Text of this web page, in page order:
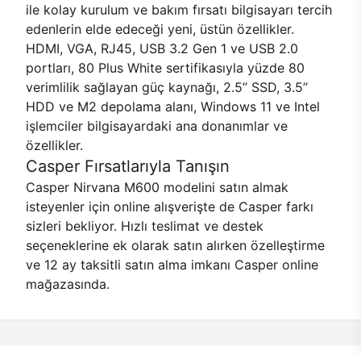
ile kolay kurulum ve bakım fırsatı bilgisayarı tercih
edenlerin elde edeceği yeni, üstün özellikler.
HDMI, VGA, RJ45, USB 3.2 Gen 1 ve USB 2.0
portları, 80 Plus White sertifikasıyla yüzde 80
verimlilik sağlayan güç kaynağı, 2.5’’ SSD, 3.5’’
HDD ve M2 depolama alanı, Windows 11 ve Intel
işlemciler bilgisayardaki ana donanımlar ve
özellikler.
Casper Fırsatlarıyla Tanışın
Casper Nirvana M600 modelini satın almak
isteyenler için online alışverişte de Casper farkı
sizleri bekliyor. Hızlı teslimat ve destek
seçeneklerine ek olarak satın alırken özelleştirme
ve 12 ay taksitli satın alma imkanı Casper online
mağazasında.